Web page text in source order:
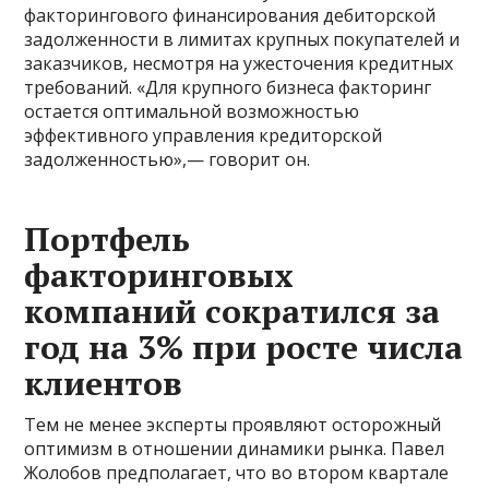
факторингового финансирования дебиторской
задолженности в лимитах крупных покупателей и
заказчиков, несмотря на ужесточения кредитных
требований. «Для крупного бизнеса факторинг
остается оптимальной возможностью
эффективного управления кредиторской
задолженностью»,— говорит он.
Портфель
факторинговых
компаний сократился за
год на 3% при росте числа
клиентов
Тем не менее эксперты проявляют осторожный
оптимизм в отношении динамики рынка. Павел
Жолобов предполагает, что во втором квартале